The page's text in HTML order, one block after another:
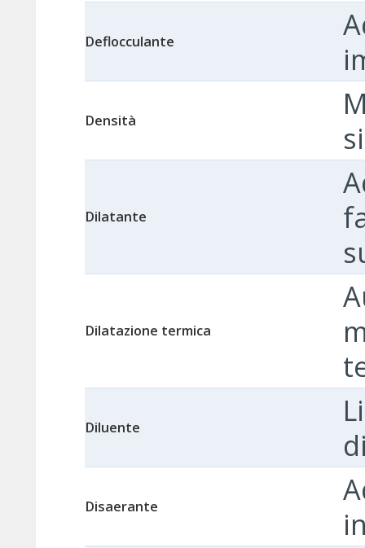
Deflocculante
Densità
Dilatante
Dilatazione termica
Diluente
Disaerante